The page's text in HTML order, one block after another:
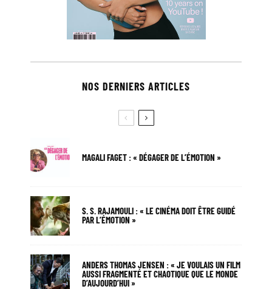
NOS DERNIERS ARTICLES
MAGALI FAGET : « DÉGAGER DE L’ÉMOTION »
S. S. RAJAMOULI : « LE CINÉMA DOIT ÊTRE GUIDÉ
PAR L’ÉMOTION »
ANDERS THOMAS JENSEN : « JE VOULAIS UN FILM
AUSSI FRAGMENTÉ ET CHAOTIQUE QUE LE MONDE
D’AUJOURD’HUI »